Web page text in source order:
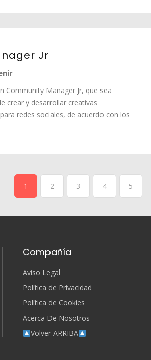
Jr
Community Manager Jr, que sea
crear y desarrollar creativas
redes sociales, de acuerdo con los
1 2 3 4 5
Compañía
Aviso Legal
Política de Privacidad
Política de Cookies
Acerca De Nosotros
Volver ARRIBA